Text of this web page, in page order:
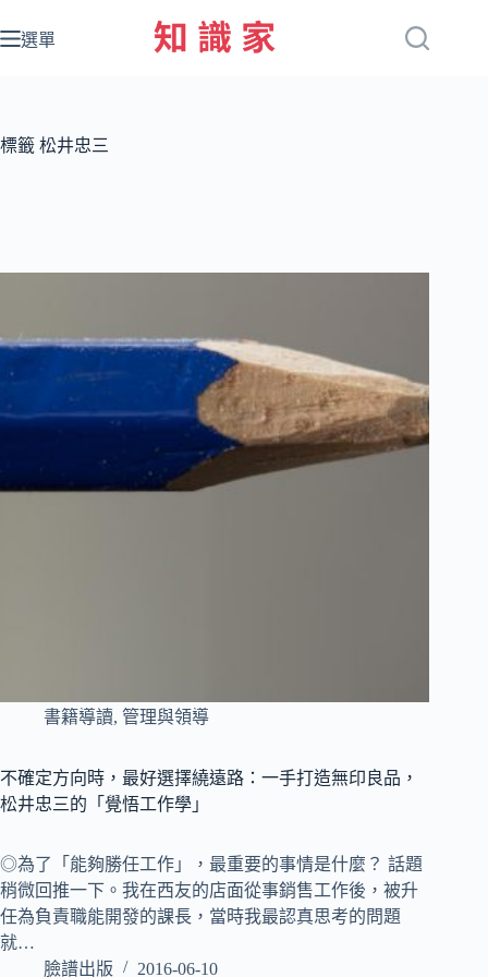
至
容
選單
標籤 松井忠三
書籍導讀, 管理與領導
不確定方向時，最好選擇繞遠路：一手打造無印良品，
松井忠三的「覺悟工作學」
◎為了「能夠勝任工作」，最重要的事情是什麼？ 話題
稍微回推一下。我在西友的店面從事銷售工作後，被升
任為負責職能開發的課長，當時我最認真思考的問題
就…
臉譜出版
2016-06-10